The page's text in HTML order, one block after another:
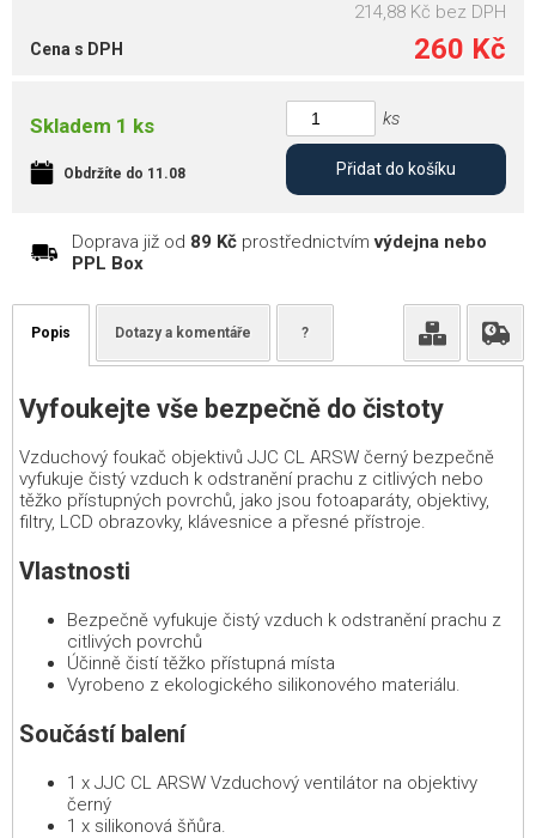
214,88 Kč bez DPH
260 Kč
Cena s DPH
Skladem 1 ks
Obdržíte do 11.08
ks
Přidat do košíku
Doprava již od 89 Kč prostřednictvímvýdejna nebo
PPL Box
Popis Dotazy a komentáře ?
Vyfoukejte vše bezpečně do čistoty
Vzduchový foukač objektivů JJC CL ARSW černý bezpečně
vyfukuje čistý vzduch k odstranění prachu z citlivých nebo
těžko přístupných povrchů, jako jsou fotoaparáty, objektivy,
filtry, LCD obrazovky, klávesnice a přesné přístroje.
Vlastnosti
Bezpečně vyfukuje čistý vzduch k odstranění prachu z
citlivých povrchů
Účinně čistí těžko přístupná místa
Vyrobeno z ekologického silikonového materiálu.
Součástí balení
1 x JJC CL ARSW Vzduchový ventilátor na objektivy
černý
1 x silikonová šňůra.